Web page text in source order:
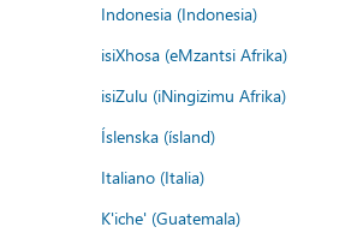
Indonesia (Indonesia)
isiXhosa (eMzantsi Afrika)
isiZulu (iNingizimu Afrika)
Íslenska (ísland)
Italiano (Italia)
K'iche' (Guatemala)